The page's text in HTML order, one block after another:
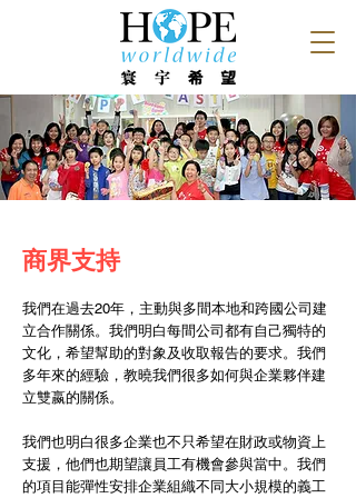
商界支持
我們在過去20年，主動與多間本地和跨國公司建
立合作關係。我們明白每間公司都有自己獨特的
文化，希望幫助的對象及收取報告的要求。我們
多年來的經驗，教曉我們很多如何與企業夥伴建
立雙嬴的關係。
我們也明白很多企業也不只希望在財政或物資上
支援，他們也期望讓員工有機會參與當中。我們
的項目能彈性安排企業組織不同大小規模的義工